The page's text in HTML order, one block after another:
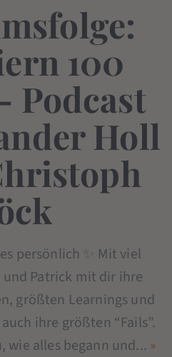
100
Podcast
Holl
persönlich ✨ Mit viel
Patrick mit dir ihre
größten Learnings und
ihre größten “Fails”.
wie alles begann und... »